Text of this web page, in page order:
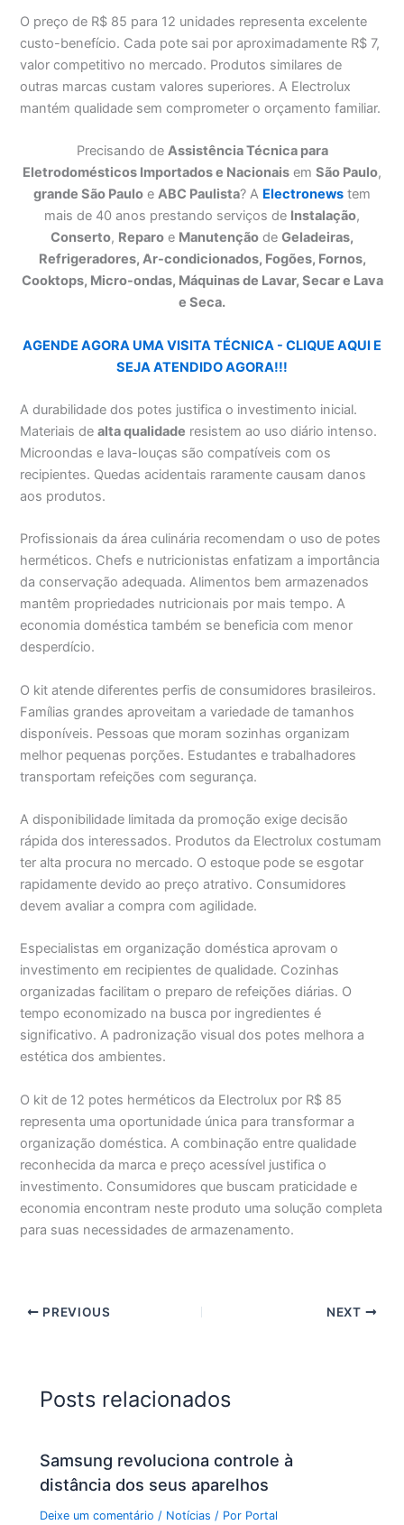
O preço de R$ 85 para 12 unidades representa excelente
custo-benefício. Cada pote sai por aproximadamente R$ 7,
valor competitivo no mercado. Produtos similares de
outras marcas custam valores superiores. A Electrolux
mantém qualidade sem comprometer o orçamento familiar.
Precisando de Assistência Técnica para
Eletrodomésticos Importados e Nacionais em São Paulo,
grande São Paulo e ABC Paulista? A Electronews tem
mais de 40 anos prestando serviços de Instalação,
Conserto, Reparo e Manutenção de Geladeiras,
Refrigeradores, Ar-condicionados, Fogões, Fornos,
Cooktops, Micro-ondas, Máquinas de Lavar, Secar e Lava
e Seca.
AGENDE AGORA UMA VISITA TÉCNICA - CLIQUE AQUI E
SEJA ATENDIDO AGORA!!!
A durabilidade dos potes justifica o investimento inicial.
Materiais dealta qualidade resistem ao uso diário intenso.
Microondas e lava-louças são compatíveis com os
recipientes. Quedas acidentais raramente causam danos
aos produtos.
Profissionais da área culinária recomendam o uso de potes
herméticos. Chefs e nutricionistas enfatizam a importância
da conservação adequada. Alimentos bem armazenados
mantêm propriedades nutricionais por mais tempo. A
economia doméstica também se beneficia com menor
desperdício.
O kit atende diferentes perfis de consumidores brasileiros.
Famílias grandes aproveitam a variedade de tamanhos
disponíveis. Pessoas que moram sozinhas organizam
melhor pequenas porções. Estudantes e trabalhadores
transportam refeições com segurança.
A disponibilidade limitada da promoção exige decisão
rápida dos interessados. Produtos da Electrolux costumam
ter alta procura no mercado. O estoque pode se esgotar
rapidamente devido ao preço atrativo. Consumidores
devem avaliar a compra com agilidade.
Especialistas em organização doméstica aprovam o
investimento em recipientes de qualidade. Cozinhas
organizadas facilitam o preparo de refeições diárias. O
tempo economizado na busca por ingredientes é
significativo. A padronização visual dos potes melhora a
estética dos ambientes.
O kit de 12 potes herméticos da Electrolux por R$ 85
representa uma oportunidade única para transformar a
organização doméstica. A combinação entre qualidade
reconhecida da marca e preço acessível justifica o
investimento. Consumidores que buscam praticidade e
economia encontram neste produto uma solução completa
para suas necessidades de armazenamento.
PREVIOUS NEXT
Posts relacionados
Samsung revoluciona controle à
distância dos seus aparelhos
Deixe um comentário / Notícias / Por Portal